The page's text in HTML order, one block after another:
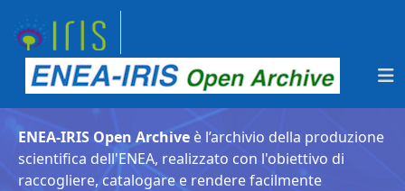
ENEA-IRIS Open Archive è l’archivio della produzione
scientifica dell'ENEA, realizzato con l'obiettivo di
raccogliere, catalogare e rendere facilmente